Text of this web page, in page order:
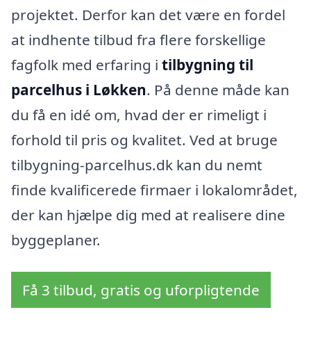
projektet. Derfor kan det være en fordel
at indhente tilbud fra flere forskellige
fagfolk med erfaring i tilbygning til
parcelhus i Løkken. På denne måde kan
du få en idé om, hvad der er rimeligt i
forhold til pris og kvalitet. Ved at bruge
tilbygning-parcelhus.dk kan du nemt
finde kvalificerede firmaer i lokalområdet,
der kan hjælpe dig med at realisere dine
byggeplaner.
Få 3 tilbud, gratis og uforpligtende